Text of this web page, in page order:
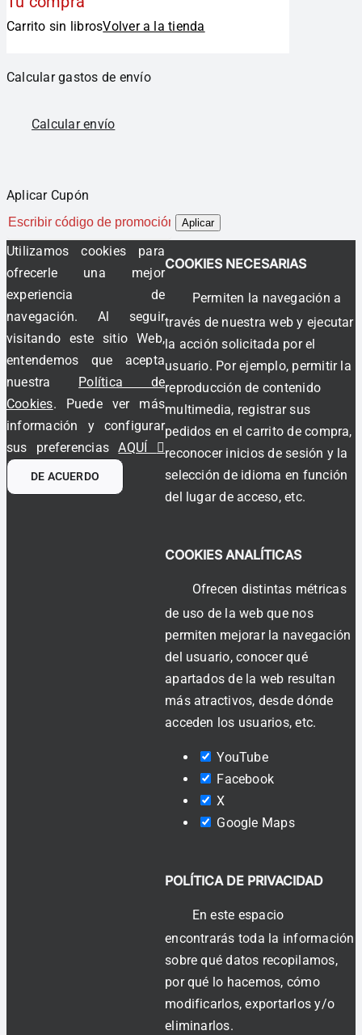
Carrito sin librosVolver a la tienda
Calcular gastos de envío
Calcular envío
Aplicar Cupón
Aplicar
Utilizamos cookies para
ofrecerle una mejor
experiencia de
navegación. Al seguir
visitando este sitio Web,
entendemos que acepta
nuestra Política de
Cookies. Puede ver más
información y configurar
sus preferencias
AQUÍ
DE ACUERDO
COOKIES NECESARIAS
Permiten la navegación a
través de nuestra web y ejecutar
la acción solicitada por el
usuario. Por ejemplo, permitir la
reproducción de contenido
multimedia, registrar sus
pedidos en el carrito de compra,
reconocer inicios de sesión y la
selección de idioma en función
del lugar de acceso, etc.
COOKIES ANALÍTICAS
Ofrecen distintas métricas
de uso de la web que nos
permiten mejorar la navegación
del usuario, conocer qué
apartados de la web resultan
más atractivos, desde dónde
acceden los usuarios, etc.
YouTube
Facebook
X
Google Maps
POLÍTICA DE PRIVACIDAD
En este espacio
encontrarás toda la información
sobre qué datos recopilamos,
por qué lo hacemos, cómo
modificarlos, exportarlos y/o
eliminarlos.